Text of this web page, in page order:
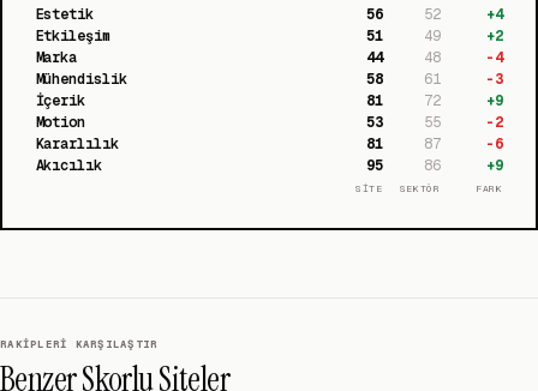
Estetik 56 52 +4
Etkileşim
51 49 +2
Marka
44 48
-4
Mühendislik
58 61
-3
İçerik
81 72 +9
Motion
53 55
-2
Kararlılık
81 87
-6
Akıcılık
95 86 +9
SİTE SEKTÖR FARK
RAKIPLERI KARŞILAŞTIR
Benzer Skorlu Siteler